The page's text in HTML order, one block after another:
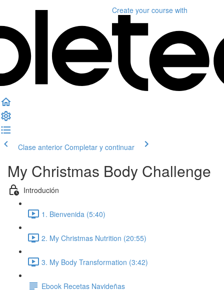
Create your course with
Clase anterior Completar y continuar
My Christmas Body Challenge
Introdución
1. Bienvenida (5:40)
2. My Christmas Nutrition (20:55)
3. My Body Transformation (3:42)
Ebook Recetas Navideñas